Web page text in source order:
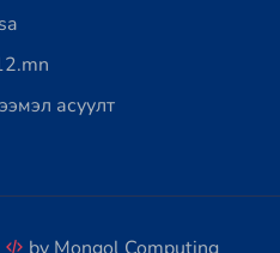
асуулт